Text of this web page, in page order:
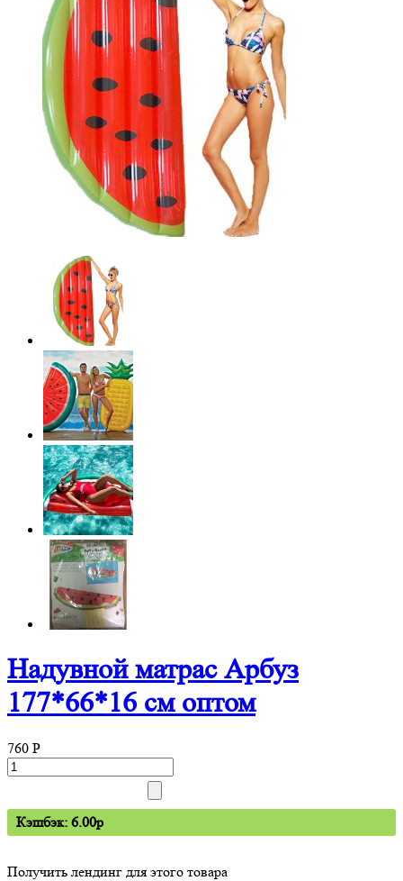
Надувной матрас Арбуз
177*66*16 см оптом
760 P
Кэшбэк: 6.00p
Получить лендинг для этого товара